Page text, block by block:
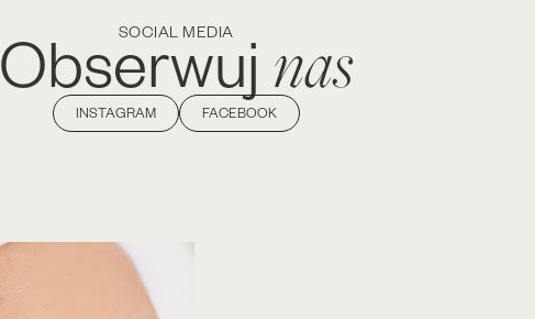
SOCIAL MEDIA
Obserwuj nas
INSTAGRAM FACEBOOK